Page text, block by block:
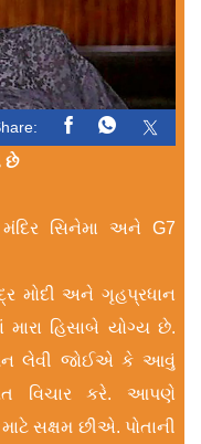
છે
મંદિર સિનેમા અને G7
મોદી અને ગૃહપ્રધાન
મારા હિસાબે યોગ્ય છે.
લેવી જોઈએ કે આવું
વિચાર કરે. આપણે
સક્ષમ છીએ. પોતાની